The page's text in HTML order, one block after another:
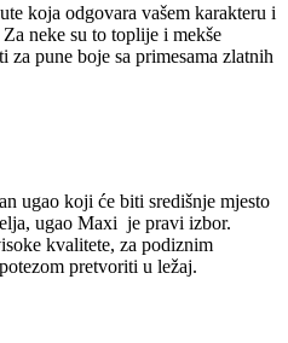
koja odgovara vašem karakteru i
neke su to toplije i mekše
za pune boje sa primesama zlatnih
ugao koji će biti središnje mjesto
ugao Maxi je pravi izbor.
kvalitete, za podiznim
pretvoriti u ležaj.